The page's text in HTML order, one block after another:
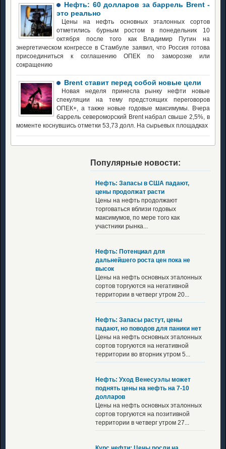
Нефть: 60 долларов за баррель Brent -
это реально
Цены на нефть основных эталонных сортов
отметились бурным ростом в понедельник 10
октября после того как Владимир Путин на
энергетическом конгрессе в Стамбуле заявил, что Россия готова
присоединиться к соглашению ОПЕК по заморозке или
сокращению
Brent ставит перед собой новые цели
Новая неделя принесла рынку нефти новые
спекуляции на тему предстоящих переговоров
ОПЕК+, а также новые годовые максимумы. Вчера
баррель североморский Brent набрал свыше 2,5%, в
моменте коснувшись отметки 53,73 долл. На сырьевых площадках
Популярные новости:
Нефть: Запасы в США падают,
цены продолжат расти
Цены на нефть продолжают
торговаться вблизи годовых
максимумов, по мере того как
участники рынка...
Нефть: Потенциал для
дальнейшего роста цен пока не
высок
Цены на нефть основных эталонных
сортов торгуются на негативной
территории в четверг утром 20...
Нефть: Запасы растут, цены
падают, но поводов для паники нет
Цены на нефть основных эталонных
сортов торгуются на негативной
территории во вторник утром 5...
Нефть: Уход Венесуэлы может
поднять цены на нефть на 7-10
долларов
Цены на нефть основных эталонных
сортов торгуются на позитивной
территории в четверг утром 27...